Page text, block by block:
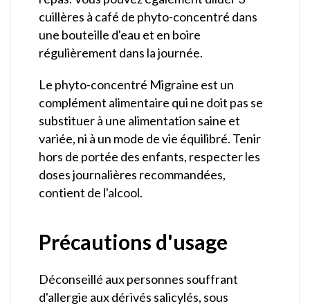
cuillères à café de phyto-concentré dans
une bouteille d'eau et en boire
régulièrement dans la journée.
Le phyto-concentré Migraine est un
complément alimentaire qui ne doit pas se
substituer à une alimentation saine et
variée, ni à un mode de vie équilibré. Tenir
hors de portée des enfants, respecter les
doses journalières recommandées,
contient de l'alcool.
Précautions d'usage
Déconseillé aux personnes souffrant
d'allergie aux dérivés salicylés, sous